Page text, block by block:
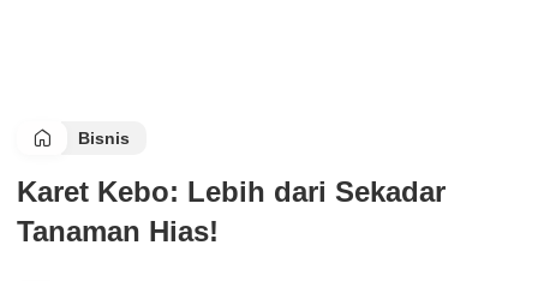
Bisnis
Karet Kebo: Lebih dari Sekadar
Tanaman Hias!